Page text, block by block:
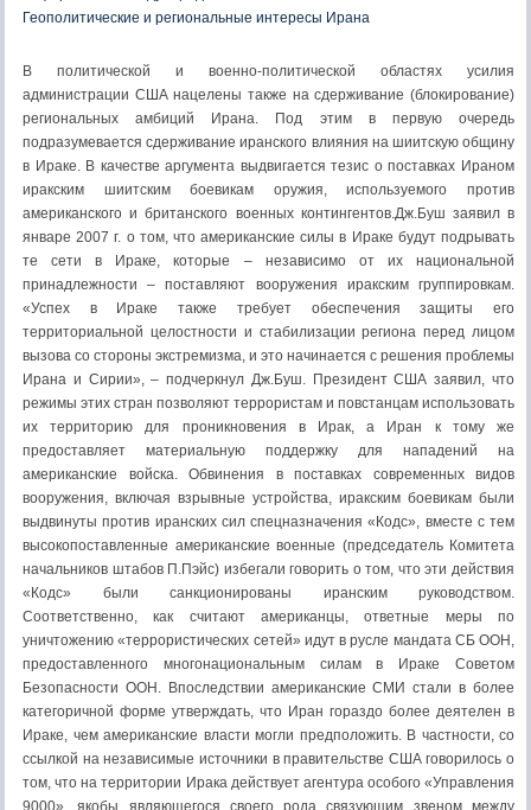
Геополитические и региональные интересы Ирана
В политической и военно-политической областях усилия
администрации США нацелены также на сдерживание (блокирование)
региональных амбиций Ирана. Под этим в первую очередь
подразумевается сдерживание иранского влияния на шиитскую общину
в Ираке. В качестве аргумента выдвигается тезис о поставках Ираном
иракским шиитским боевикам оружия, используемого против
американского и британского военных контингентов.Дж.Буш заявил в
январе 2007 г. о том, что американские силы в Ираке будут подрывать
те сети в Ираке, которые – независимо от их национальной
принадлежности – поставляют вооружения иракским группировкам.
«Успех в Ираке также требует обеспечения защиты его
территориальной целостности и стабилизации региона перед лицом
вызова со стороны экстремизма, и это начинается с решения проблемы
Ирана и Сирии», – подчеркнул Дж.Буш. Президент США заявил, что
режимы этих стран позволяют террористам и повстанцам использовать
их территорию для проникновения в Ирак, а Иран к тому же
предоставляет материальную поддержку для нападений на
американские войска. Обвинения в поставках современных видов
вооружения, включая взрывные устройства, иракским боевикам были
выдвинуты против иранских сил спецназначения «Кодс», вместе с тем
высокопоставленные американские военные (председатель Комитета
начальников штабов П.Пэйс) избегали говорить о том, что эти действия
«Кодс» были санкционированы иранским руководством.
Соответственно, как считают американцы, ответные меры по
уничтожению «террористических сетей» идут в русле мандата СБ ООН,
предоставленного многонациональным силам в Ираке Советом
Безопасности ООН. Впоследствии американские СМИ стали в более
категоричной форме утверждать, что Иран гораздо более деятелен в
Ираке, чем американские власти могли предположить. В частности, со
ссылкой на независимые источники в правительстве США говорилось о
том, что на территории Ирака действует агентура особого «Управления
9000», якобы являющегося своего рода связующим звеном между